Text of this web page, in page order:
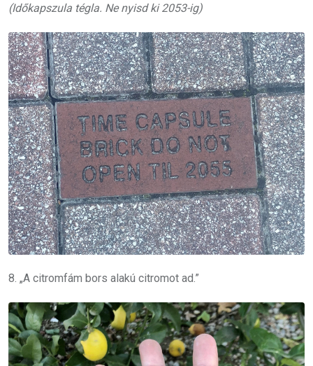
(Időkapszula tégla. Ne nyisd ki 2053-ig)
8. „A citromfám bors alakú citromot ad.”